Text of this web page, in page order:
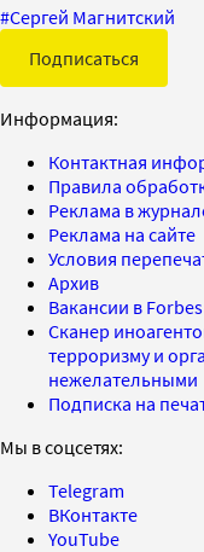
#Сергей Магнитский
Подписаться
Информация:
Контактная
Правила
Реклама в
Реклама на сайте
Условия
Архив
Вакансии в
Сканер
терроризму и
нежелательными
Подписка на
Мы в соцсетях:
Telegram
ВКонтакте
YouTube